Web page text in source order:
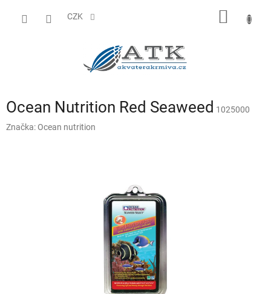
CZK
Ocean Nutrition Red Seaweed 1025000
Značka: Ocean nutrition